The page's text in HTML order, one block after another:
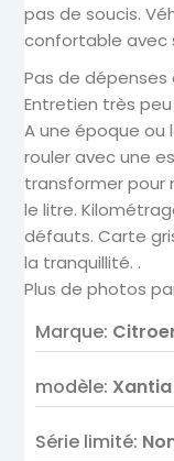
pas de soucis.
confortable avec
Pas de dépenses
Entretien très peu
A une époque ou
rouler avec une
transformer pour
le litre.
défauts. Carte
la tranquillité. .
Plus de photos
Marque:
modèle: Xantia
Série limité: